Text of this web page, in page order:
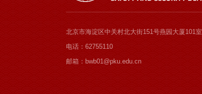
北京市海淀区中关村北大街151号燕园大厦101室
电话：62755110
邮箱：bwb01@pku.edu.cn